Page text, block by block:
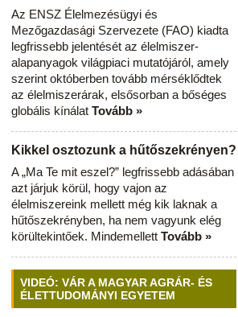
Az ENSZ Élelmezésügyi és
Mezőgazdasági Szervezete (FAO) kiadta
legfrissebb jelentését az élelmiszer-
alapanyagok világpiaci mutatójáról, amely
szerint októberben tovább mérséklődtek
az élelmiszerárak, elsősorban a bőséges
globális kínálat Tovább »
Kikkel osztozunk a hűtőszekrényen?
A „Ma Te mit eszel?” legfrissebb adásában
azt járjuk körül, hogy vajon az
élelmiszereink mellett még kik laknak a
hűtőszekrényben, ha nem vagyunk elég
körültekintőek. Mindemellett Tovább »
VIDEÓ: VÁR A MAGYAR AGRÁR- ÉS
ÉLETTUDOMÁNYI EGYETEM